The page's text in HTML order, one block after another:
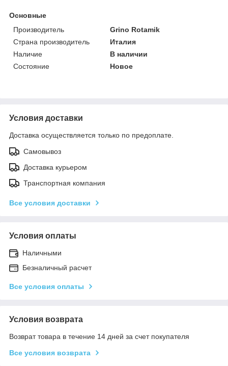
Основные
Производитель
Grino Rotamik
Страна производитель
Италия
Наличие
В наличии
Состояние
Новое
Условия доставки
Доставка осуществляется только по предоплате.
Самовывоз
Доставка курьером
Транспортная компания
Все условия доставки
Условия оплаты
Наличными
Безналичный расчет
Все условия оплаты
Условия возврата
Возврат товара в течение 14 дней за счет покупателя
Все условия возврата